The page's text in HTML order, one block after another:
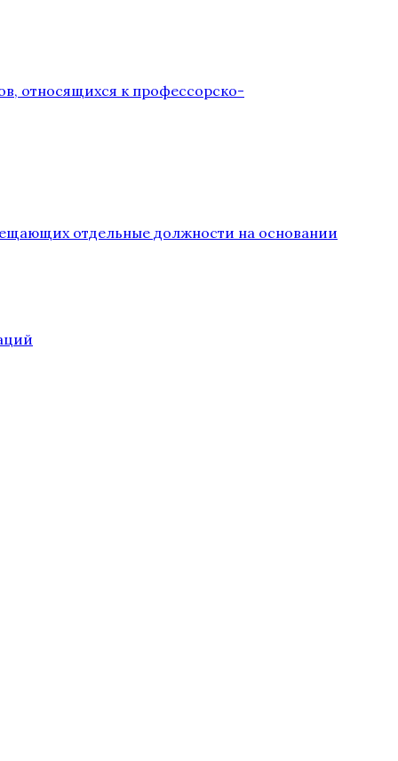
относящихся к профессорско-
отдельные должности на основании